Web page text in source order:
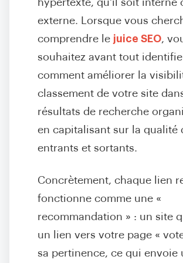
hypertexte, qu'il soit interne
externe. Lorsque vous
comprendre le juice SEO,
souhaitez avant tout
comment améliorer la
classement de votre site
résultats de recherche
en capitalisant sur la qualité
entrants et sortants.
Concrètement, chaque lien
fonctionne comme une «
recommandation » : un site
un lien vers votre page «
sa pertinence, ce qui envoie